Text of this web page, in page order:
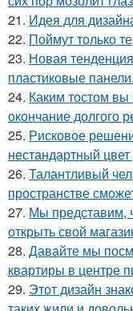
21. Идея для
22. Поймут только
23. Новая
пластиковые панели.
24. Каким тостом
окончание долгого
25. Рисковое
нестандартный
26. Талантливый
пространстве
27. Мы представим,
открыть свой
28. Давайте мы
квартиры в центре
29. Этот дизайн